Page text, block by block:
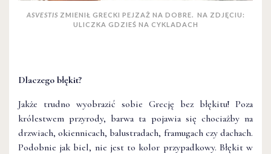
ASVESTIS ZMIENIŁ GRECKI PEJZAŻ NA DOBRE. NA ZDJĘCIU:
ULICZKA GDZIEŚ NA CYKLADACH
Dlaczego błękit?
Jakże trudno wyobrazić sobie Grecję bez błękitu! Poza
królestwem przyrody, barwa ta pojawia się chociażby na
drzwiach, okiennicach, balustradach, framugach czy dachach.
Podobnie jak biel, nie jest to kolor przypadkowy. Błękit w